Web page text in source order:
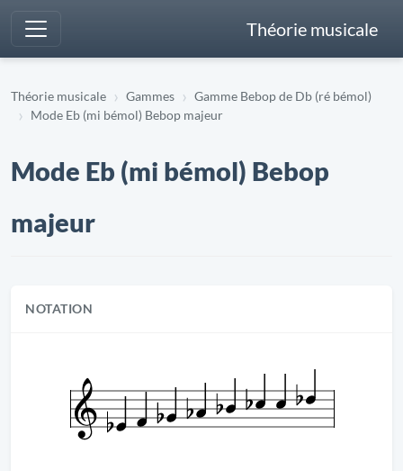
Théorie musicale
Théorie musicale Gammes
Gamme Bebop de Db (ré bémol)
Mode Eb (mi bémol) Bebop majeur
Mode Eb (mi bémol) Bebop
majeur
NOTATION